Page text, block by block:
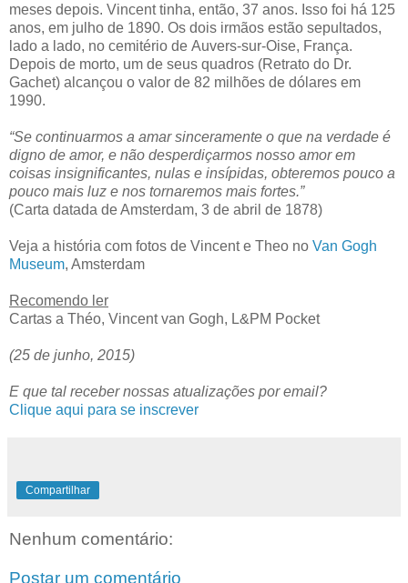
meses depois. Vincent tinha, então, 37 anos. Isso foi há 125
anos, em julho de 1890. Os dois irmãos estão sepultados,
lado a lado, no cemitério de Auvers-sur-Oise, França.
Depois de morto, um de seus quadros (Retrato do Dr.
Gachet) alcançou o valor de 82 milhões de dólares em
1990.
“Se continuarmos a amar sinceramente o que na verdade é
digno de amor, e não desperdiçarmos nosso amor em
coisas insignificantes, nulas e insípidas, obteremos pouco a
pouco mais luz e nos tornaremos mais fortes.”
(Carta datada de Amsterdam, 3 de abril de 1878)
Veja a história com fotos de Vincent e Theo no Van Gogh
Museum, Amsterdam
Recomendo ler
Cartas a Théo, Vincent van Gogh, L&PM Pocket
(25 de junho, 2015)
E que tal receber nossas atualizações por email?
Clique aqui para se inscrever
Compartilhar
Nenhum comentário:
Postar um comentário